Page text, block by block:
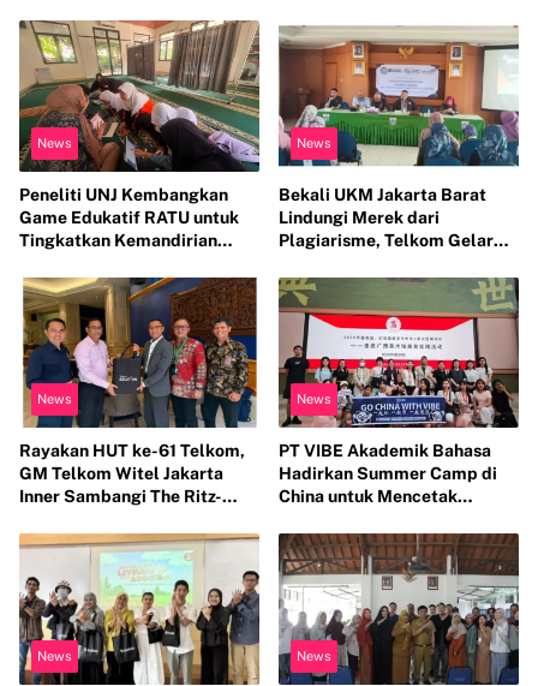
News
Peneliti UNJ Kembangkan
Game Edukatif RATU untuk
Tingkatkan Kemandirian
Anak Hambatan Intelektual
News
Bekali UKM Jakarta Barat
Lindungi Merek dari
Plagiarisme, Telkom Gelar
News
Rayakan HUT ke-61 Telkom,
GM Telkom Witel Jakarta
Inner Sambangi The Ritz-
Sinergi Digital untuk Industri
Hospitality
News
PT VIBE Akademik Bahasa
Hadirkan Summer Camp di
China untuk Mencetak
News News